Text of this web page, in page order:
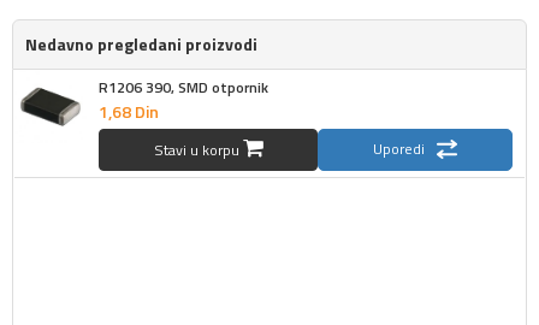
Nedavno pregledani proizvodi
R1206 390, SMD otpornik
1,68Din
Stavi u korpu Uporedi